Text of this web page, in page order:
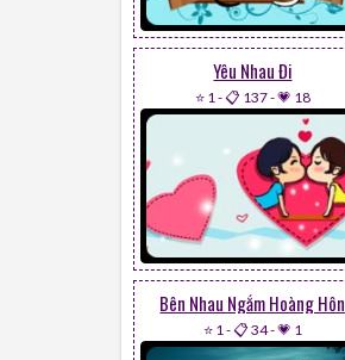
Yêu Nhau Đi
⭐ 1 -📋 137-💗 18
Bên Nhau Ngắm Hoàng Hôn
⭐ 1-📋 34-💗 1